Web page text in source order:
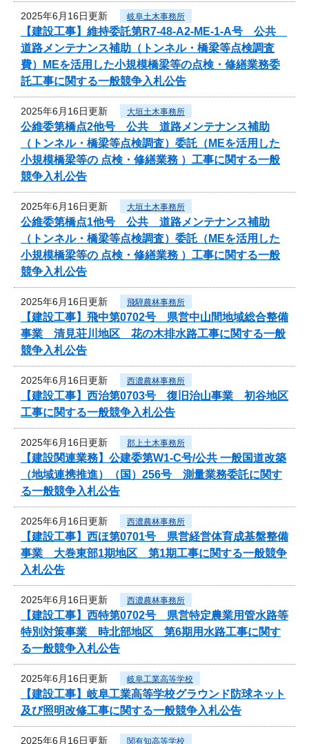
2025年6月16日更新 岐阜土木事務所
【建設工事】維持委託第R7-48-A2-ME-1-A号 公共
道路メンテナンス補助（トンネル・橋梁等点検調査
費）MEを活用した小規模橋梁等の点検・修繕業務委
託工事に関する一般競争入札公告
2025年6月16日更新 大垣土木事務所
公維委第橋点2他号 公共 道路メンテナンス補助
（トンネル・橋梁等点検調査）委託（MEを活用した
小規模橋梁等の 点検・修繕業務 ）工事に関する一般
競争入札公告
2025年6月16日更新 大垣土木事務所
公維委第橋点1他号 公共 道路メンテナンス補助
（トンネル・橋梁等点検調査）委託（MEを活用した
小規模橋梁等の 点検・修繕業務 ）工事に関する一般
競争入札公告
2025年6月16日更新 飛騨農林事務所
【建設工事】飛中第0702号 県営中山間地域総合整備
事業 清見荘川地区 花の木排水路工事に関する一般
競争入札公告
2025年6月16日更新 西濃農林事務所
【建設工事】西治第0703号 復旧治山事業 初谷地区
工事に関する一般競争入札公告
2025年6月16日更新 郡上土木事務所
【建設関連業務】公建委第W1-C号/公共 一般国道改築
（地域連携推進）（国）256号 測量業務委託に関す
る一般競争入札公告
2025年6月16日更新 西濃農林事務所
【建設工事】西ほ第0701号 県営経営体育成基盤整備
事業 大巻東部1期地区 第1期工事に関する一般競争
入札公告
2025年6月16日更新 西濃農林事務所
【建設工事】西特第0702号 県営特定農業用管水路等
特別対策事業 時北部地区 第6期用水路工事に関す
る一般競争入札公告
2025年6月16日更新 岐阜工業高等学校
【建設工事】岐阜工業高等学校グラウンド防球ネット
及び照明改修工事に関する一般競争入札公告
2025年6月16日更新 関有知高等学校